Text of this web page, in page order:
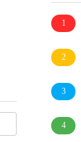
1
2
3
4